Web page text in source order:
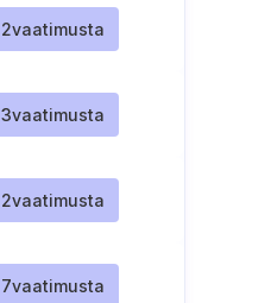
2vaatimusta
3vaatimusta
2vaatimusta
7vaatimusta